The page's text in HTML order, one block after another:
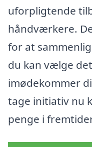
uforpligtende
håndværkere.
for at
du kan vælge
imødekommer
tage initiativ nu
penge i